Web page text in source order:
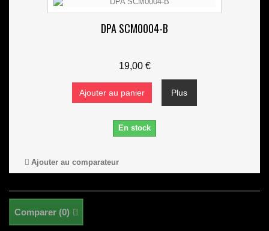
DPA SCM0004-B
19,00 €
Ajouter au panier Plus
En stock
Ajouter au comparateur
Comparer (0)